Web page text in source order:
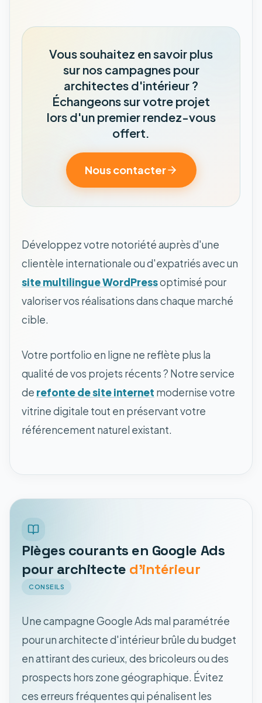
Vous souhaitez en savoir plus
sur nos campagnes pour
architectes d'intérieur ?
Échangeons sur votre projet
lors d'un premier rendez-vous
offert.
Nous contacter
Développez votre notoriété auprès d'une
clientèle internationale ou d'expatriés avec un
site multilingue WordPressoptimisé pour
valoriser vos réalisations dans chaque marché
cible.
Votre portfolio en ligne ne reflète plus la
qualité de vos projets récents ? Notre service
de refonte de site internet modernise votre
vitrine digitale tout en préservant votre
référencement naturel existant.
Pièges courants en Google Ads
pour architecte d'intérieur
CONSEILS
Une campagne Google Ads mal paramétrée
pour un architecte d'intérieur brûle du budget
en attirant des curieux, des bricoleurs ou des
prospects hors zone géographique. Évitez
ces erreurs fréquentes qui pénalisent les